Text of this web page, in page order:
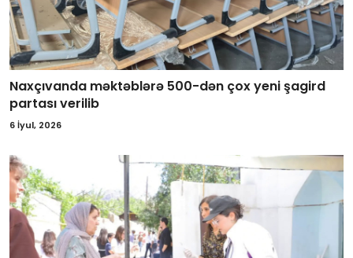
Naxçıvanda məktəblərə 500-dən çox yeni şagird
partası verilib
6 İyul, 2026